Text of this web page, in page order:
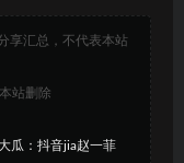
享汇总，不代表本站
站删除
瓜：抖音jia赵一菲